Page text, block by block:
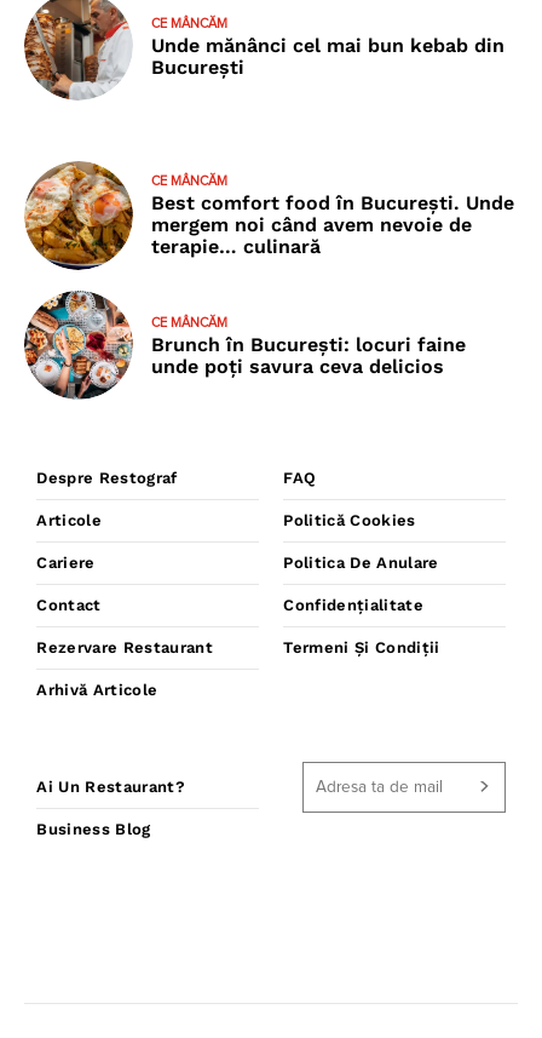
CE MÂNCĂM
Unde mănânci cel mai bun kebab din
București
CE MÂNCĂM
Best comfort food în București. Unde
mergem noi când avem nevoie de
terapie… culinară
CE MÂNCĂM
Brunch în București: locuri faine
unde poţi savura ceva delicios
Despre Restograf
Articole
Cariere
Contact
Rezervare Restaurant
Arhivă Articole
FAQ
Politică Cookies
Politica De Anulare
Confidențialitate
Termeni Și Condiții
Ai Un Restaurant?
Business Blog